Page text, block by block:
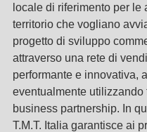
locale di riferimento per le
territorio che vogliano
progetto di sviluppo
attraverso una rete di
performante e innovativa,
eventualmente utilizzando
business partnership. In
T.M.T. Italia garantisce ai